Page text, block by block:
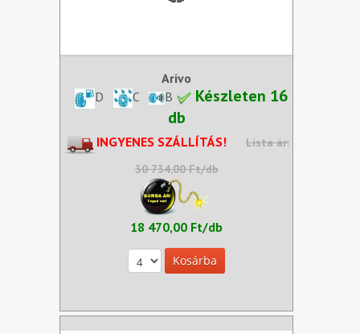
Arivo
D
C B
Készleten 16
db
INGYENES SZÁLLÍTÁS!
Lista ár:
30 734,00 Ft/db
18 470,00 Ft/db